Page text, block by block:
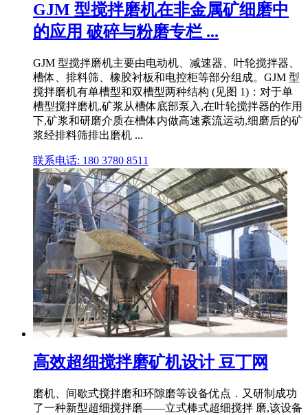
GJM 型搅拌磨机在非金属矿细磨中
的应用 破碎与粉磨专栏 ...
GJM 型搅拌磨机主要由电动机、减速器、叶轮搅拌器、
槽体、排料筛、橡胶衬板和电控柜等部分组成。GJM 型
搅拌磨机有单槽型和双槽型两种结构 (见图 1)：对于单
槽型搅拌磨机,矿浆从槽体底部泵入,在叶轮搅拌器的作用
下,矿浆和研磨介质在槽体内做高速紊流运动,细磨后的矿
浆经排料筛排出磨机 ...
联系电话: 180 3780 8511
高效超细搅拌磨矿机设计 豆丁网
磨机、间歇式搅拌磨和环隙磨等设备优点．又研制成功
了一种新型超细搅拌磨——立式棒式超细搅拌 磨,该设备